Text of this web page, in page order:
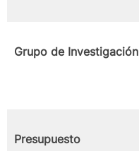
Grupo de Investigación
Presupuesto